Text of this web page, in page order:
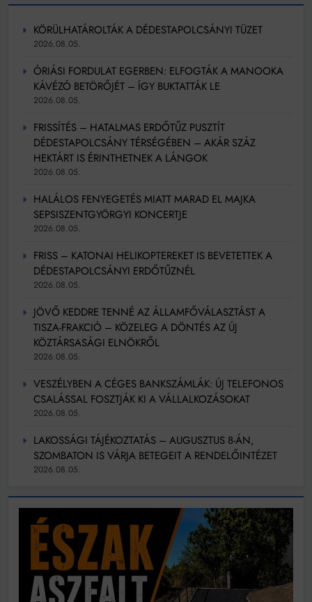
KÖRÜLHATÁROLTÁK A DÉDESTAPOLCSÁNYI TÜZET
2026.08.05.
ÓRIÁSI FORDULAT EGERBEN: ELFOGTÁK A MANOOKA
KÁVÉZÓ BETÖRŐJÉT – ÍGY BUKTATTÁK LE
2026.08.05.
FRISSÍTÉS – HATALMAS ERDŐTŰZ PUSZTÍT
DÉDESTAPOLCSÁNY TÉRSÉGÉBEN – AKÁR SZÁZ
HEKTÁRT IS ÉRINTHETNEK A LÁNGOK
2026.08.05.
HALÁLOS FENYEGETÉS MIATT MARAD EL MAJKA
SEPSISZENTGYÖRGYI KONCERTJE
2026.08.05.
FRISS – KATONAI HELIKOPTEREKET IS BEVETETTEK A
DÉDESTAPOLCSÁNYI ERDŐTŰZNÉL
2026.08.05.
JÖVŐ KEDDRE TENNÉ AZ ÁLLAMFŐVÁLASZTÁST A
TISZA-FRAKCIÓ – KÖZELEG A DÖNTÉS AZ ÚJ
KÖZTÁRSASÁGI ELNÖKRŐL
2026.08.05.
VESZÉLYBEN A CÉGES BANKSZÁMLÁK: ÚJ TELEFONOS
CSALÁSSAL FOSZTJÁK KI A VÁLLALKOZÁSOKAT
2026.08.05.
LAKOSSÁGI TÁJÉKOZTATÁS – AUGUSZTUS 8-ÁN,
SZOMBATON IS VÁRJA BETEGEIT A RENDELŐINTÉZET
2026.08.05.